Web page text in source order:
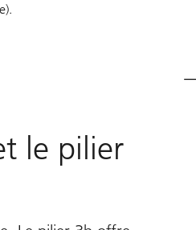
le pilier